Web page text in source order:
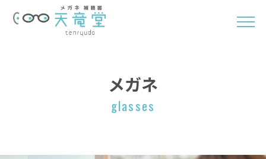
メガネ
glasses